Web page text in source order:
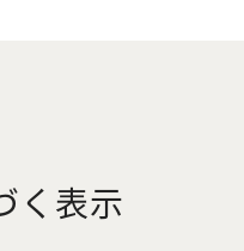
く表示